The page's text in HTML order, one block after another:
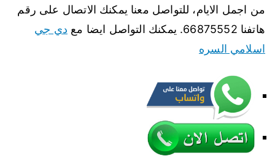
من اجمل الايام، للتواصل معنا يمكنك الاتصال على رقم
هاتفنا 66875552. يمكنك التواصل ايضا مع
دي جي
اسلامي السره